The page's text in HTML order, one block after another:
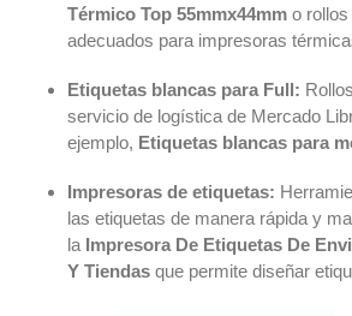
Térmico Top 55mmx44mm o rollos
adecuados para impresoras
Etiquetas blancas para Full:
servicio de logística de Mercado
ejemplo, Etiquetas blancas para
Impresoras de etiquetas:
las etiquetas de manera rápida y
la Impresora De Etiquetas De
Y Tiendas que permite diseñar